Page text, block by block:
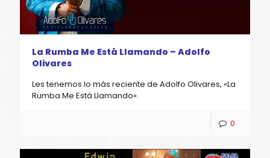
La Rumba Me Está Llamando – Adolfo
Olivares
Les tenemos lo más reciente de Adolfo Olivares, «La
Rumba Me Está Llamando».
0